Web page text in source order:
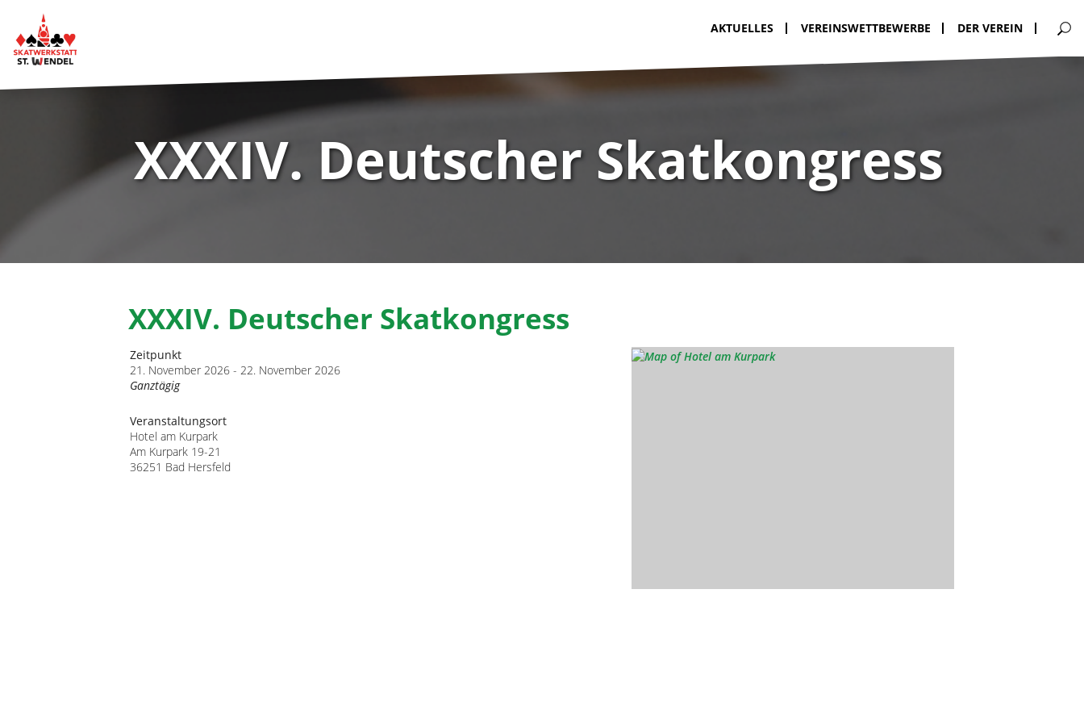
XXXIV. Deutscher Skatkongress
XXXIV. Deutscher Skatkongress
Zeitpunkt
21. November 2026 - 22. November 2026
Ganztägig
Veranstaltungsort
Hotel am Kurpark
Am Kurpark 19-21
36251 Bad Hersfeld
AKTUELLES VEREINSWETTBEWERBE DER VEREIN